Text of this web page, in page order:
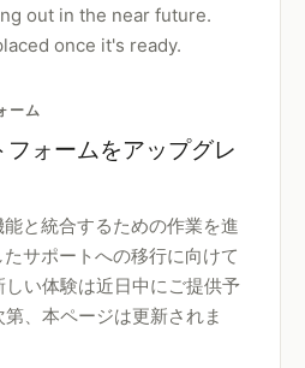
out in the near future.
once it's ready.
ーム
ォームをアップグレ
と統合するための作業を進
サポートへの移行に向けて
い体験は近日中にご提供予
、本ページは更新されま